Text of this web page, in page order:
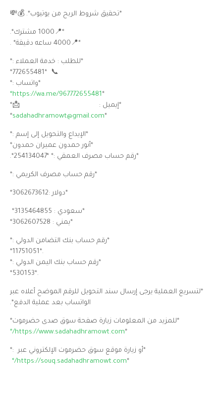
*تحقيق شروط الربح من يوتيوب*. 💰💸
*📍1000 مشترك*.
*📍4000 ساعه دقيقة* .
*للطلب : خدمة العملاء :*
📞 *772655481*
*واتساب :*
*
https://wa.me/967772655481*
*إيميل : 📩*
*
sadahadhramowt@gmail.com
*
*الإيداع والتحويل إلى إسم :*
*أنور حمدون عميران حمدون*
*رقم حساب مصرف العمقي :* *254134047*.
*رقم حساب مصرف الكريمي :*
*دولار :3062673612*
*سعودي : 3135464855*
*يمني : 3062607528*
*رقم حساب بنك التضامن الدولي :*
.*11751051*
*رقم حساب بنك اليمن الدولي :*
.*530153*
*لتسريع العملية يرجى إرسال سند التحويل للرقم الموضح أعلاه عبر
الواتساب بعد عملية الدفع*.
*للمزيد من المعلومات زيارة صفحة سوق صدى حضرموت*
*
https://www.sadahadhramowt.com/*
*أو زيارة موقع سوق حضرموت الإلكتروني عبر :*
*
https://souq.sadahadhramowt.com/*